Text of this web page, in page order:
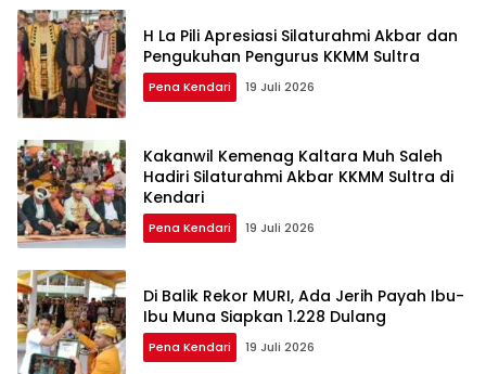
H La Pili Apresiasi Silaturahmi Akbar dan
Pengukuhan Pengurus KKMM Sultra
Pena Kendari 19 Juli 2026
Kakanwil Kemenag Kaltara Muh Saleh
Hadiri Silaturahmi Akbar KKMM Sultra di
Kendari
Pena Kendari 19 Juli 2026
Di Balik Rekor MURI, Ada Jerih Payah Ibu-
Ibu Muna Siapkan 1.228 Dulang
Pena Kendari 19 Juli 2026